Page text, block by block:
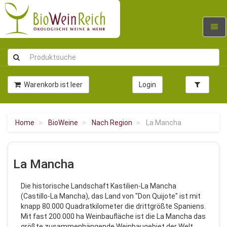
Warenkorb ist leer Login
Home BioWeine Nach Region La Mancha
La Mancha
Die historische Landschaft Kastilien-La Mancha
(Castillo-La Mancha), das Land von "Don Quijote" ist mit
knapp 80.000 Quadratkilometer die drittgrößte Spaniens.
Mit fast 200.000 ha Weinbaufläche ist die La Mancha das